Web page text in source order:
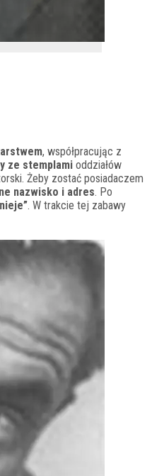
, współpracując z
ze stemplami oddziałów
Żeby zostać posiadaczem
nazwisko i adres. Po
. W trakcie tej zabawy